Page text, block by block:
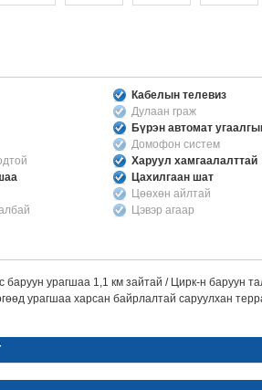
Кабелын телевиз
Дулаан граж
Бүрэн автомат
Домофон систем
Харуул хамгаалалттай
Цахилгаан шат
Цөөхөн айлтай
Цэвэр агаар
баруун урагшаа 1,1 км зайтай / Цирк-н баруун
урагшаа харсан байрлалтай саруулхан